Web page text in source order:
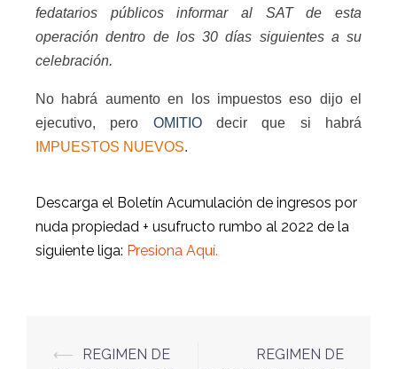
fedatarios públicos informar al SAT de esta
operación dentro de los 30 días siguientes a su
celebración.
No habrá aumento en los impuestos eso dijo el
ejecutivo, pero OMITIOdecir que si habrá
IMPUESTOS NUEVOS.
Descarga el Boletín Acumulación de ingresos por
nuda propiedad + usufructo rumbo al 2022 de la
siguiente liga: Presiona Aquí.
⟵
REGIMEN DE
REGIMEN DE